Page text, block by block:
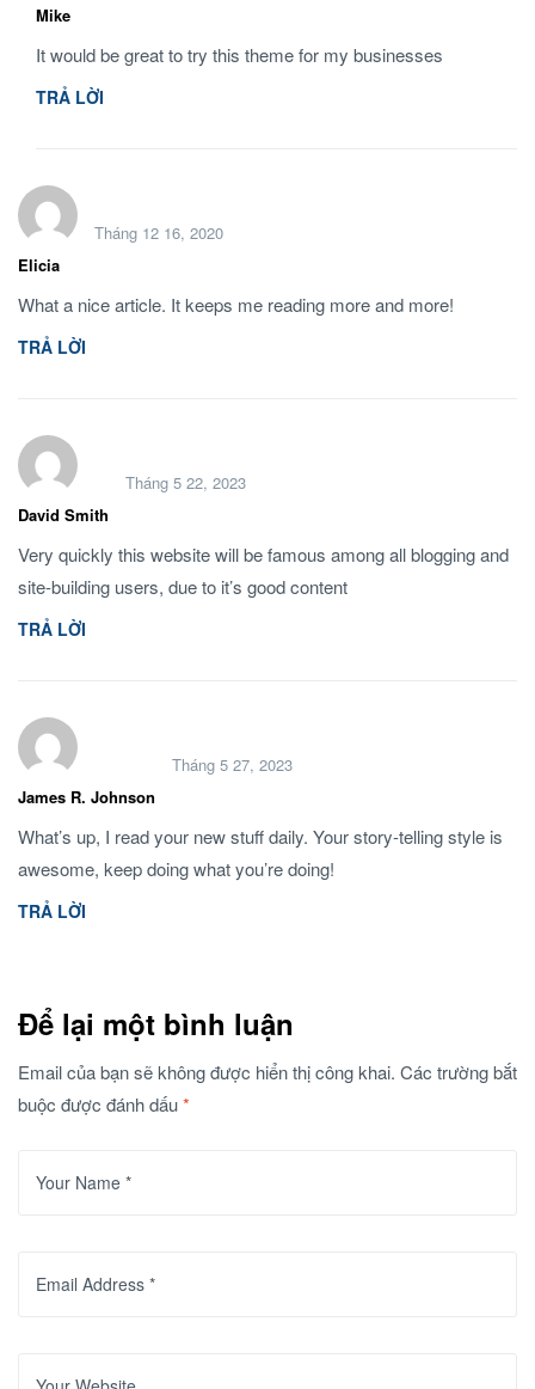
Mike
It would be great to try this theme for my businesses
TRẢ LỜI
Elicia
Tháng 12 16, 2020
What a nice article. It keeps me reading more and more!
TRẢ LỜI
David Smith
Tháng 5 22, 2023
Very quickly this website will be famous among all blogging and
site-building users, due to it’s good content
TRẢ LỜI
James R. Johnson
Tháng 5 27, 2023
What’s up, I read your new stuff daily. Your story-telling style is
awesome, keep doing what you’re doing!
TRẢ LỜI
Để lại một bình luận
Email của bạn sẽ không được hiển thị công khai. Các trường bắt
buộc được đánh dấu*